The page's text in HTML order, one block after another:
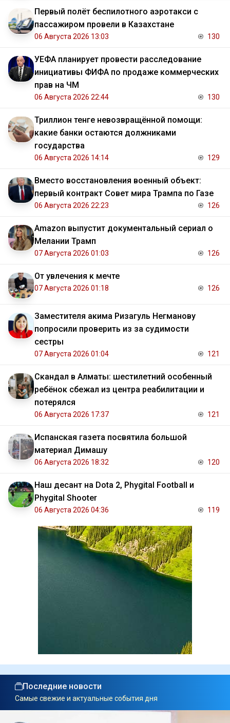
Первый полёт беспилотного аэротакси с
пассажиром провели в Казахстане
06 Августа 2026 13:03 130
УЕФА планирует провести расследование
инициативы ФИФА по продаже коммерческих
прав на ЧМ
06 Августа 2026 22:44 130
Триллион тенге невозвращённой помощи:
какие банки остаются должниками
государства
06 Августа 2026 14:14 129
Вместо восстановления военный объект:
первый контракт Совет мира Трампа по Газе
06 Августа 2026 22:23 126
Amazon выпустит документальный сериал о
Мелании Трамп
07 Августа 2026 01:03 126
От увлечения к мечте
07 Августа 2026 01:18 126
Заместителя акима Ризагуль Негманову
попросили проверить из за судимости
сестры
07 Августа 2026 01:04 121
Скандал в Алматы: шестилетний особенный
ребёнок сбежал из центра реабилитации и
потерялся
06 Августа 2026 17:37 121
Испанская газета посвятила большой
материал Димашу
06 Августа 2026 18:32 120
Наш десант на Dota 2, Phygital Football и
Phygital Shooter
06 Августа 2026 04:36 119
Последние новости
Самые свежие и актуальные события дня